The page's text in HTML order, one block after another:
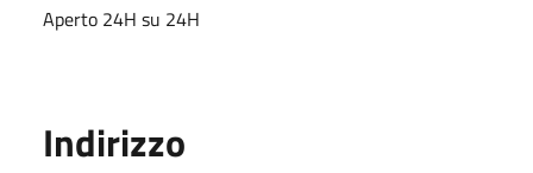
Aperto 24H su 24H
Indirizzo